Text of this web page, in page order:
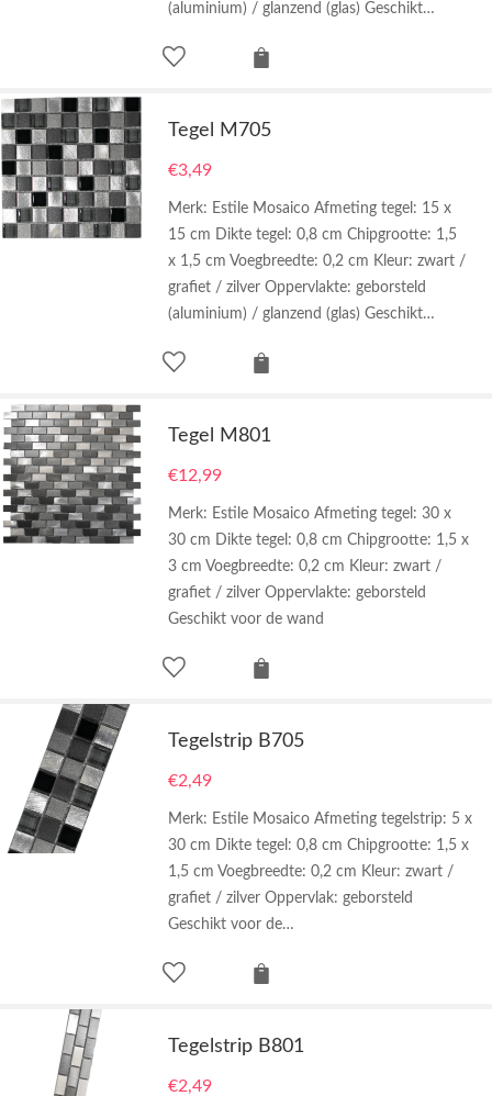
(aluminium) / glanzend (glas) Geschikt…
Tegel M705
€3,49
Merk: Estile Mosaico Afmeting tegel: 15 x
15 cm Dikte tegel: 0,8 cm Chipgrootte: 1,5
x 1,5 cm Voegbreedte: 0,2 cm Kleur: zwart /
grafiet / zilver Oppervlakte: geborsteld
(aluminium) / glanzend (glas) Geschikt…
Tegel M801
€12,99
Merk: Estile Mosaico Afmeting tegel: 30 x
30 cm Dikte tegel: 0,8 cm Chipgrootte: 1,5 x
3 cm Voegbreedte: 0,2 cm Kleur: zwart /
grafiet / zilver Oppervlakte: geborsteld
Geschikt voor de wand
Tegelstrip B705
€2,49
Merk: Estile Mosaico Afmeting tegelstrip: 5 x
30 cm Dikte tegel: 0,8 cm Chipgrootte: 1,5 x
1,5 cm Voegbreedte: 0,2 cm Kleur: zwart /
grafiet / zilver Oppervlak: geborsteld
Geschikt voor de…
Tegelstrip B801
€2,49